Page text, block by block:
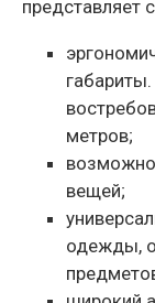
представляет
метров;
вещей;
одежды,